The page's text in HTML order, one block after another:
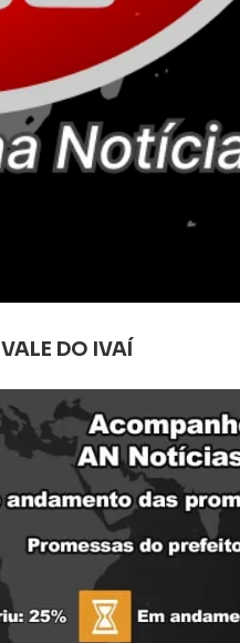
VALE DO IVAÍ